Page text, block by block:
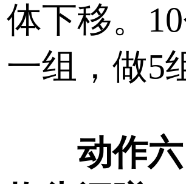
体下移。
一组，做5
动作六